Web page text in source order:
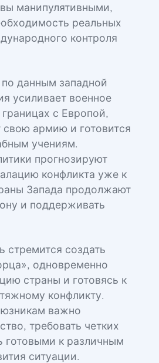
манипулятивными,
реальных
контроля
данным западной
усиливает военное
границах с Европой,
армию и готовится
учениям.
прогнозируют
конфликта уже к
Запада продолжают
и поддерживать
стремится создать
одновременно
страны и готовясь к
конфликту.
важно
требовать четких
готовыми к различным
ситуации.